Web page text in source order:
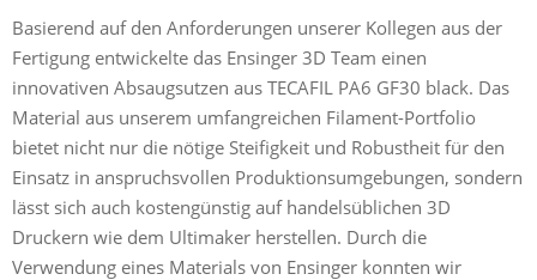
Basierend auf den Anforderungen unserer Kollegen aus der
Fertigung entwickelte das Ensinger 3D Team einen
innovativen Absaugsutzen aus TECAFIL PA6 GF30 black. Das
Material aus unserem umfangreichen Filament-Portfolio
bietet nicht nur die nötige Steifigkeit und Robustheit für den
Einsatz in anspruchsvollen Produktionsumgebungen, sondern
lässt sich auch kostengünstig auf handelsüblichen 3D
Druckern wie dem Ultimaker herstellen. Durch die
Verwendung eines Materials von Ensinger konnten wir